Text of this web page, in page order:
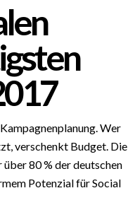
Wer
verschenkt Budget. Die
80 % der deutschen
Potenzial für Social